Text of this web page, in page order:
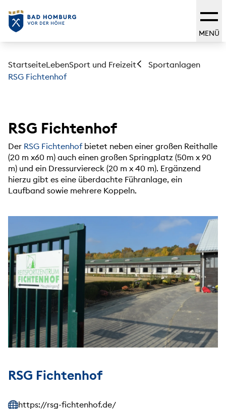
MENÜ
StartseiteLebenSport und Freizeit
Sportanlagen
RSG Fichtenhof
RSG Fichtenhof
Der RSG Fichtenhofbietet neben einer großen Reithalle
(20 m x60 m) auch einen großen Springplatz (50m x 90
m) und ein Dressurviereck (20 m x 40 m). Ergänzend
hierzu gibt es eine überdachte Führanlage, ein
Laufband sowie mehrere Koppeln.
RSG Fichtenhof
https://rsg-fichtenhof.de/